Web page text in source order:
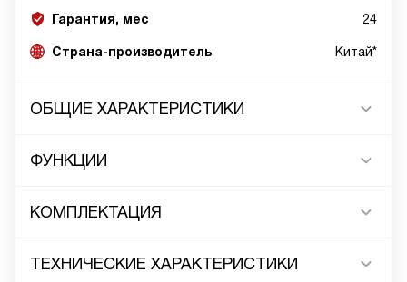
Гарантия, мес 24
Страна-производитель Китай*
ОБЩИЕ ХАРАКТЕРИСТИКИ
ФУНКЦИИ
КОМПЛЕКТАЦИЯ
ТЕХНИЧЕСКИЕ ХАРАКТЕРИСТИКИ